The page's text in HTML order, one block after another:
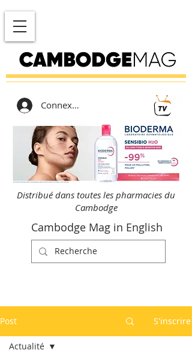
Connexion
Distribué dans toutes les pharmacies du
Cambodge
Cambodge Mag in English
Post S'inscrire
Actualité